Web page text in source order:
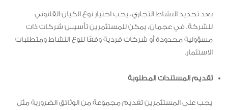
بعد تحديد النشاط التجاري، يجب اختيار نوع الكيان القانوني
للشركة. في عجمان، يمكن للمستثمرين تأسيس شركات ذات
مسؤولية محدودة أو شركات فردية وفقًا لنوع النشاط ومتطلبات
الاستثمار.
تقديم المستندات المطلوبة
يجب على المستثمرين تقديم مجموعة من الوثائق الضرورية مثل